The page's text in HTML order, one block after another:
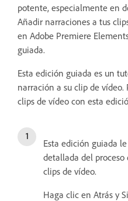
potente, especialmente en
Añadir narraciones a tus
en Adobe Premiere
guiada.
Esta edición guiada es un
narración a su clip de
clips de vídeo con esta
Esta edición guiada
detallada del
clips de vídeo.
Haga clic en Atrás y